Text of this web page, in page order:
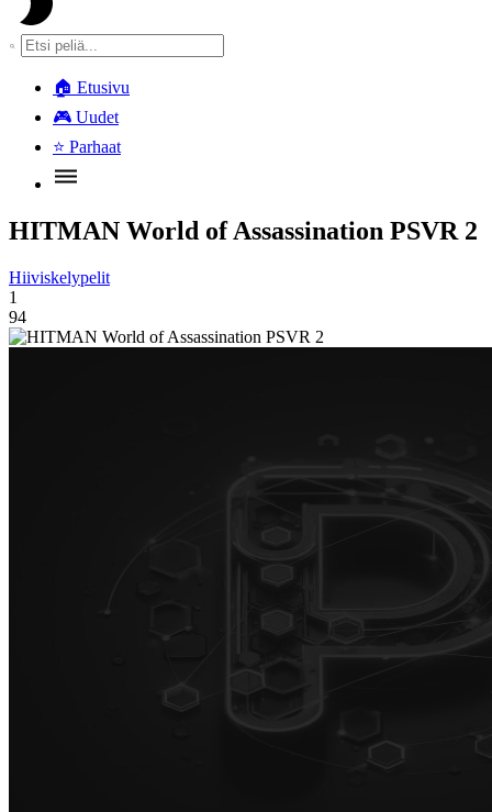
🏠 Etusivu
🎮 Uudet
⭐ Parhaat
HITMAN World of Assassination PSVR 2
Hiiviskelypelit
1
94